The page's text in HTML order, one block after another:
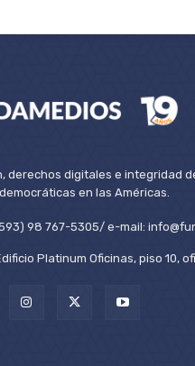
derechos digitales e integridad
en las Américas.
98 767-5305/ e-mail:
Platinum Oficinas, piso 10,